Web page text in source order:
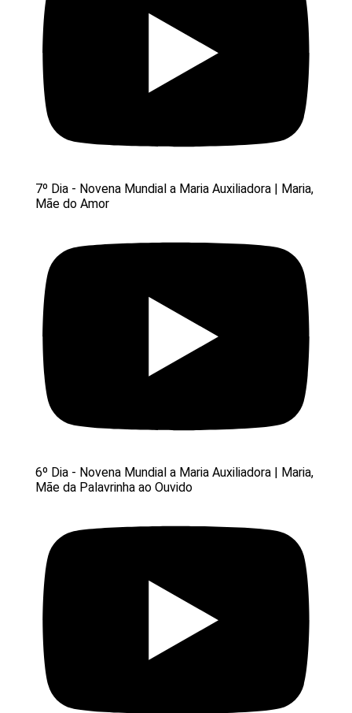
7º Dia - Novena Mundial a Maria Auxiliadora | Maria,
Mãe do Amor
6º Dia - Novena Mundial a Maria Auxiliadora | Maria,
Mãe da Palavrinha ao Ouvido